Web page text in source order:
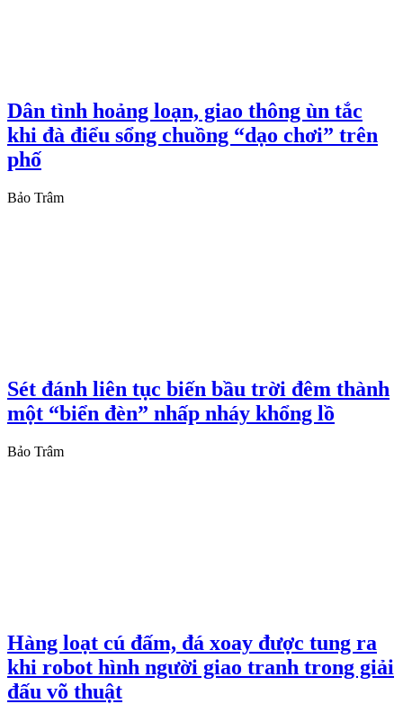
Dân tình hoảng loạn, giao thông ùn tắc
khi đà điểu sổng chuồng “dạo chơi” trên
phố
Bảo Trâm
Sét đánh liên tục biến bầu trời đêm thành
một “biển đèn” nhấp nháy khổng lồ
Bảo Trâm
Hàng loạt cú đấm, đá xoay được tung ra
khi robot hình người giao tranh trong giải
đấu võ thuật